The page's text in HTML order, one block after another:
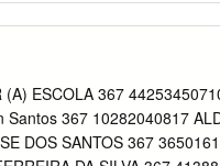
(Julinho), Dauri
Daniel (Galeano) e Edu
Técnico: Nelsinho
Cléber (Sandro) e Júnior
e Elivél- 1996 ton;
ESCOLA 367
367 10282040817
DOS SANTOS 367